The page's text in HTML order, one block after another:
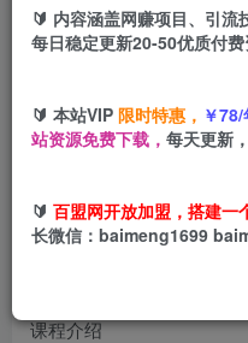
B2B企业出海内容营销+社
课程介绍
🔰 内容涵盖网赚项目、引流
每日稳定更新20-50优质付费
🔰 本站VIP 限时特惠， ￥
站资源免费下载， 每天更新
🔰 百盟网开放加盟，搭建一
长微信：baimeng1699